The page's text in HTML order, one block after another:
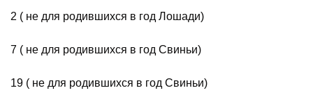
2 ( не для родившихся в год Лошади)
7 ( не для родившихся в год Свиньи)
19 ( не для родившихся в год Свиньи)